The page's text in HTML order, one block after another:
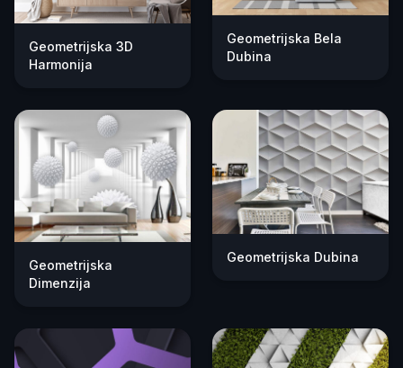
Geometrijska 3D
Harmonija
Geometrijska Bela
Dubina
Geometrijska
Dimenzija
Geometrijska Dubina